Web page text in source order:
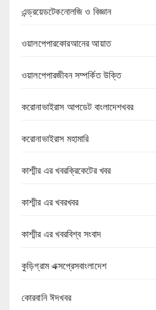
এন্ড্রয়েডটেকনোলজি ও বিজ্ঞান
ওয়ালপেপারকোরআনের আয়াত
ওয়ালপেপারজীবন সম্পর্কিত উক্তি
করোনাভাইরাস আপডেট বাংলাদেশখবর
করোনাভাইরাস মহামারি
কাশ্মীর এর খবরক্রিকেটের খবর
কাশ্মীর এর খবরখবর
কাশ্মীর এর খবরবিশ্ব সংবাদ
কুড়িগ্রাম এক্সপ্রেসবাংলাদেশ
কোরবানি ঈদখবর